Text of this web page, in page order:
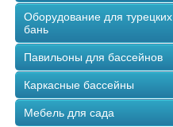
Оборудование для турецких
бань
Павильоны для бассейнов
Каркасные бассейны
Мебель для сада